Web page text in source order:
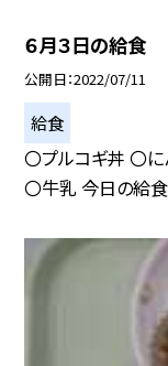
６月３日の給食
公開日 2022/07/11
給食
〇プルコギ丼 〇に
〇牛乳 今日の給